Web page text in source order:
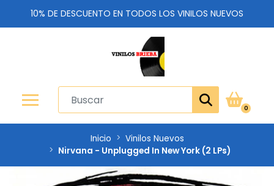
10% DE DESCUENTO EN TODOS LOS VINILOS NUEVOS
0
Inicio
Vinilos Nuevos
Nirvana - Unplugged In New York (2 LPs)